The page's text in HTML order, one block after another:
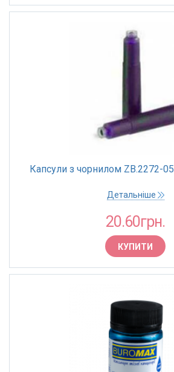
Капсули з чорнилом ZB.2272-
Детальніше
20.60грн.
КУПИТИ